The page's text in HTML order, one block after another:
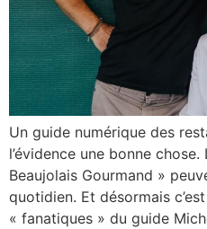
Un guide numérique des
l’évidence une bonne
Beaujolais Gourmand »
quotidien. Et désormais
« fanatiques » du guide